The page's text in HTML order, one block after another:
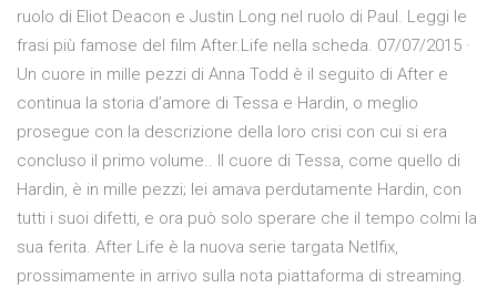
ruolo di Eliot Deacon e Justin Long nel ruolo di Paul. Leggi le
frasi più famose del film After.Life nella scheda. 07/07/2015 ·
Un cuore in mille pezzi di Anna Todd è il seguito di After e
continua la storia d’amore di Tessa e Hardin, o meglio
prosegue con la descrizione della loro crisi con cui si era
concluso il primo volume.. Il cuore di Tessa, come quello di
Hardin, è in mille pezzi; lei amava perdutamente Hardin, con
tutti i suoi difetti, e ora può solo sperare che il tempo colmi la
sua ferita. After Life è la nuova serie targata Netlfix,
prossimamente in arrivo sulla nota piattaforma di streaming.